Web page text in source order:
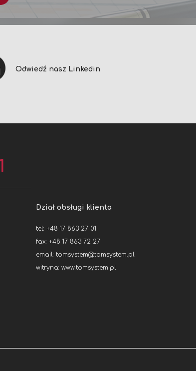
Odwiedź nasz Linkedin
Dział obsługi klienta
tel: +48 17 863 27 01
fax: +48 17 863 72 27
email: tomsystem@tomsystem.pl
witryna: www.tomsystem.pl